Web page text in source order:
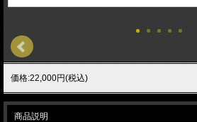
価格:22,000円(税込)
商品説明